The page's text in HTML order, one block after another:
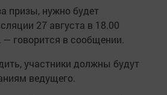
призы, нужно будет
27 августа в 18.00
— говорится в сообщении.
участники должны будут
ведущего.